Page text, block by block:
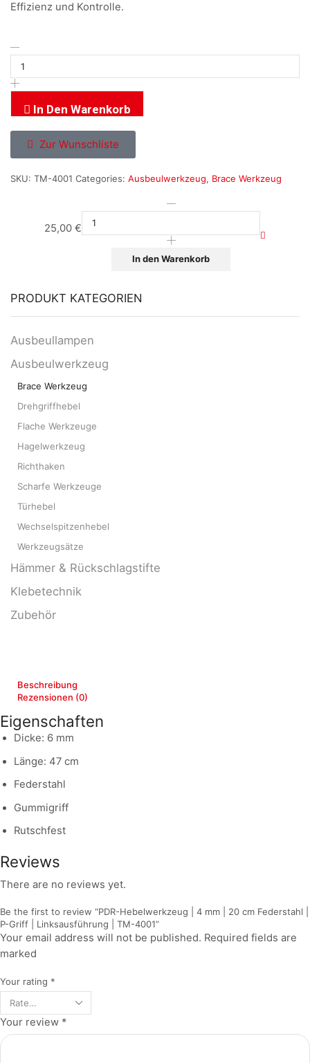
Effizienz und Kontrolle.
In Den Warenkorb
Zur Wunschliste
SKU: TM-4001 Categories: Ausbeulwerkzeug, Brace Werkzeug
25,00 €
In den Warenkorb
PRODUKT KATEGORIEN
Ausbeullampen
Ausbeulwerkzeug
Brace Werkzeug
Drehgriffhebel
Flache Werkzeuge
Hagelwerkzeug
Richthaken
Scharfe Werkzeuge
Türhebel
Wechselspitzenhebel
Werkzeugsätze
Hämmer & Rückschlagstifte
Klebetechnik
Zubehör
Beschreibung
Rezensionen (0)
Eigenschaften
Dicke: 6 mm
Länge: 47 cm
Federstahl
Gummigriff
Rutschfest
Reviews
There are no reviews yet.
Be the first to review “PDR-Hebelwerkzeug | 4 mm | 20 cm Federstahl |
P-Griff | Linksausführung | TM-4001”
Your email address will not be published. Required fields are
marked
Your rating *
Your review *